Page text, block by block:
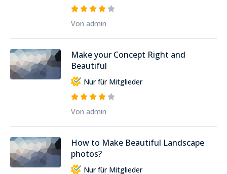
Von admin
Make your Concept Right and
Beautiful
Nur für Mitglieder
Von admin
How to Make Beautiful Landscape
photos?
Nur für Mitglieder